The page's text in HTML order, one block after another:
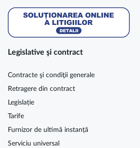
Legislative şi contract
Contracte şi condiţii generale
Retragere din contract
Legislație
Tarife
Furnizor de ultimă instanță
Serviciu universal